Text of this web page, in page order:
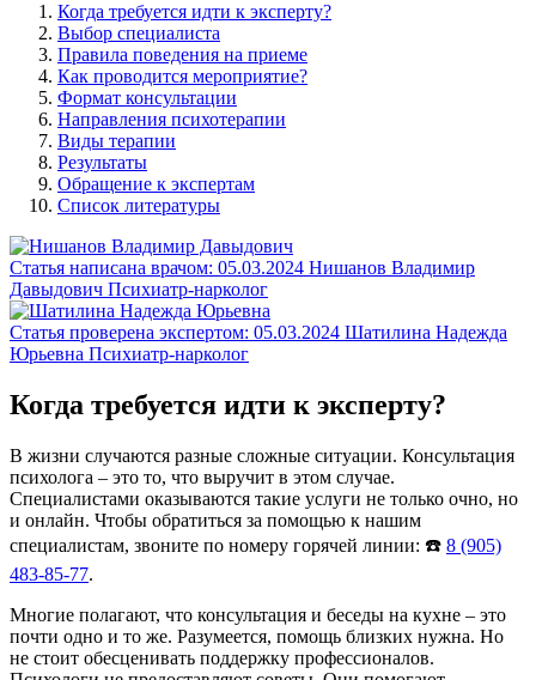
Когда требуется идти к эксперту?
Выбор специалиста
Правила поведения на приеме
Как проводится мероприятие?
Формат консультации
Направления психотерапии
Виды терапии
Результаты
Обращение к экспертам
Список литературы
Статья написана врачом: 05.03.2024 Нишанов Владимир
Давыдович Психиатр-нарколог
Статья проверена экспертом: 05.03.2024 Шатилина Надежда
Юрьевна Психиатр-нарколог
Когда требуется идти к эксперту?
В жизни случаются разные сложные ситуации. Консультация
психолога – это то, что выручит в этом случае.
Специалистами оказываются такие услуги не только очно, но
и онлайн. Чтобы обратиться за помощью к нашим
специалистам, звоните по номеру горячей линии: ☎️ 8 (905)
483-85-77.
Многие полагают, что консультация и беседы на кухне – это
почти одно и то же. Разумеется, помощь близких нужна. Но
не стоит обесценивать поддержку профессионалов.